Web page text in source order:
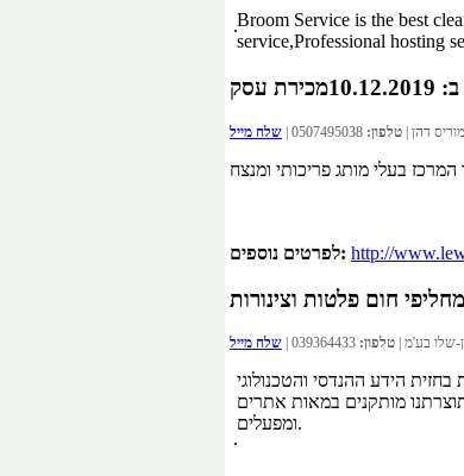
Broom Service is the best
service,Professional hosting
מכירת עסק
מוריס דהן | טלפון: 0507495038 | שלח מייל
לפרטים נוספים: http://
מחליפי חום פלטות וצינורות
שלו בע'מ | טלפון: 039364433 | שלח מייל
הידע ההנדסי והטכנולוגי
מובילה את התחום בהצלחה מעל 70 שנה ומוצרים מתוצרתנו מותקנים במאות אתרים
ומפעלים.